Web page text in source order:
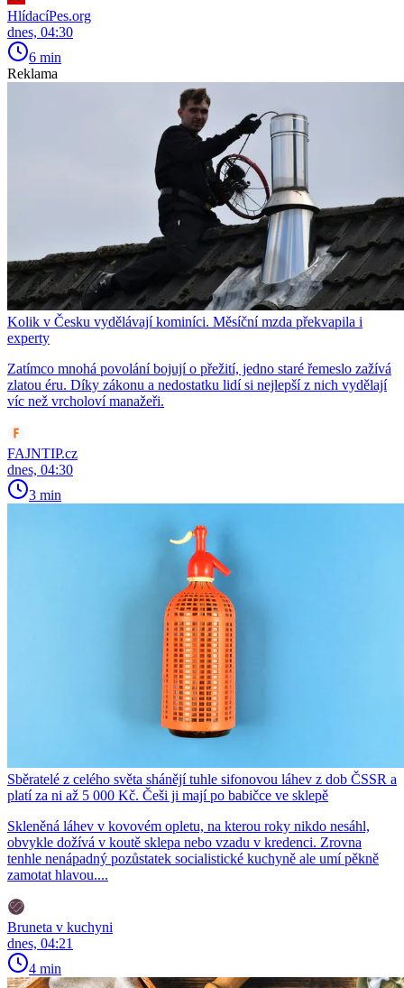
HlídacíPes.org
dnes, 04:30
6 min
Reklama
Kolik v Česku vydělávají kominíci. Měsíční mzda překvapila i
experty
Zatímco mnohá povolání bojují o přežití, jedno staré řemeslo zažívá
zlatou éru. Díky zákonu a nedostatku lidí si nejlepší z nich vydělají
víc než vrcholoví manažeři.
FAJNTIP.cz
dnes, 04:30
3 min
Sběratelé z celého světa shánějí tuhle sifonovou láhev z dob ČSSR a
platí za ni až 5 000 Kč. Češi ji mají po babičce ve sklepě
Skleněná láhev v kovovém opletu, na kterou roky nikdo nesáhl,
obvykle dožívá v koutě sklepa nebo vzadu v kredenci. Zrovna
tenhle nenápadný pozůstatek socialistické kuchyně ale umí pěkně
zamotat hlavou....
Bruneta v kuchyni
dnes, 04:21
4 min